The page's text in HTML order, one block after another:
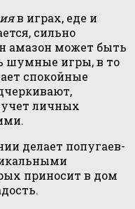
в играх, еде и
сильно
амазон может быть
шумные игры, в то
спокойные
личных
делает попугаев-
приносит в дом